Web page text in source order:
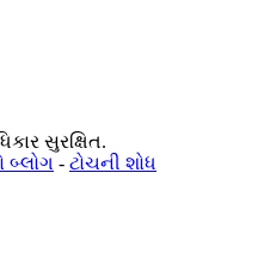
સુરક્ષિત.
બ્લોગ - ટોચની શોધ